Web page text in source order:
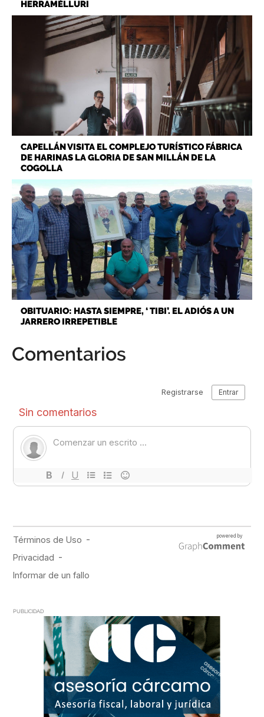
HERRAMÉLLURI
CAPELLÁN VISITA EL COMPLEJO TURÍSTICO FÁBRICA
DE HARINAS LA GLORIA DE SAN MILLÁN DE LA
COGOLLA
OBITUARIO: HASTA SIEMPRE, ‘ TIBI’. EL ADIÓS A UN
JARRERO IRREPETIBLE
Comentarios
PUBLICIDAD